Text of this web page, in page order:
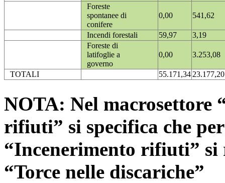
Foreste
spontanee di
conifere
0,00 541,62
Incendi forestali 59,97
3,19
Foreste di
latifoglie a
governo
0,00 3.253,08
TOTALI 55.171,3423.177,20
NOTA: Nel macrosettore
rifiuti” si specifica che
“Incenerimento rifiuti”
“Torce nelle discariche”